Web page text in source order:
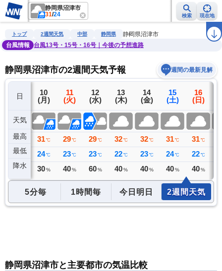
静岡県沼津市
31/24 検索 現在地
雨雲レーダー 台風情報 地震情報 警報・注意報 ラ
トップ 2週間天気 中部 静岡県
静岡県沼津市
台風情報
台風13号・15号・16号｜今後の予想進路
静岡県沼津市の2週間天気予報 週間の最新見解
日
天気
最高
最低
降水
9
(日)
32 ℃
24 ℃
3 ミリ
10
(月)
31 ℃
24 ℃
30 %
11
(火)
29 ℃
23 ℃
40 %
12
(水)
29 ℃
23 ℃
60 %
13
(木)
32 ℃
22 ℃
40 %
14
(金)
32 ℃
23 ℃
40 %
15
(土)
31 ℃
24 ℃
40 %
16
(日)
31 ℃
22 ℃
40 %
5分毎 1時間毎 今日明日 2週間天気
静岡県沼津市と主要都市の気温比較